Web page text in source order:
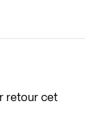
retour cet